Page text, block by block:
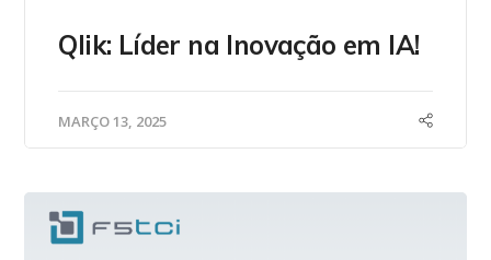
Qlik: Líder na Inovação em IA!
MARÇO 13, 2025